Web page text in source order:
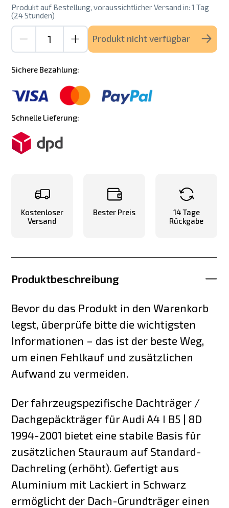
Produkt auf Bestellung, voraussichtlicher Versand in: 1 Tag
(24 Stunden)
Produkt nicht verfügbar
Sichere Bezahlung:
Schnelle Lieferung:
Kostenloser
Versand
Bester Preis
14 Tage
Rückgabe
Produktbeschreibung
Bevor du das Produkt in den Warenkorb
legst, überprüfe bitte die wichtigsten
Informationen – das ist der beste Weg,
um einen Fehlkauf und zusätzlichen
Aufwand zu vermeiden.
Der fahrzeugspezifische Dachträger /
Dachgepäckträger für Audi A4 I B5 | 8D
1994-2001 bietet eine stabile Basis für
zusätzlichen Stauraum auf Standard-
Dachreling (erhöht). Gefertigt aus
Aluminium mit Lackiert in Schwarz
ermöglicht der Dach-Grundträger einen